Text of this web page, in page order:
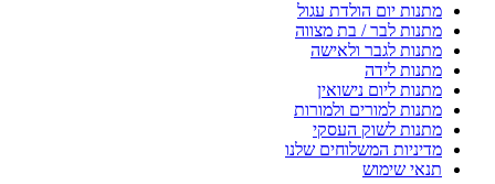
מתנות יום הולדת עגול
מתנות לבר / בת מצווה
מתנות לגבר ולאישה
מתנות לידה
מתנות ליום נישואין
מתנות למורים ולמורות
מתנות לשוק העסקי
מדיניות המשלוחים שלנו
תנאי שימוש